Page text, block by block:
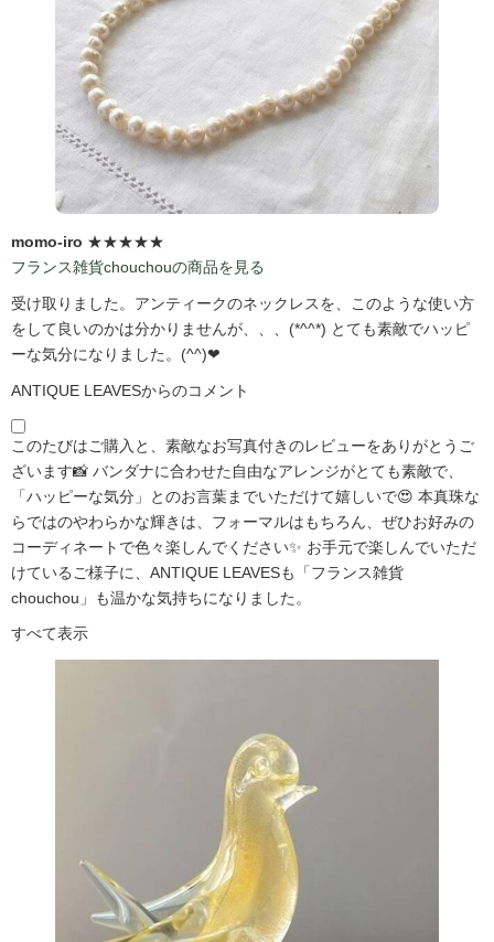
momo-iro ★★★★★
フランス雑貨chouchouの商品を見る
受け取りました。アンティークのネックレスを、このような使い方
をして良いのかは分かりませんが、、、(*^^*) とても素敵でハッピ
ーな気分になりました。(^^)❤
ANTIQUE LEAVESからのコメント
このたびはご購入と、素敵なお写真付きのレビューをありがとうご
ざいます📸 バンダナに合わせた自由なアレンジがとても素敵で、
「ハッピーな気分」とのお言葉までいただけて嬉しいで😍 本真珠な
らではのやわらかな輝きは、フォーマルはもちろん、ぜひお好みの
コーディネートで色々楽しんでください✨ お手元で楽しんでいただ
けているご様子に、ANTIQUE LEAVESも「フランス雑貨
chouchou」も温かな気持ちになりました。
すべて表示